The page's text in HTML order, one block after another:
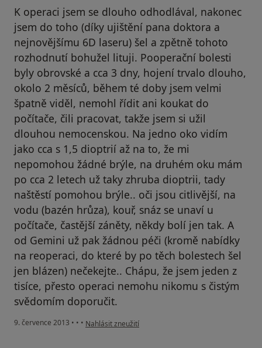
K operaci jsem se dlouho odhodlával, nakonec
jsem do toho (díky ujištění pana doktora a
nejnovějšímu 6D laseru) šel a zpětně tohoto
rozhodnutí bohužel lituji. Pooperační bolesti
byly obrovské a cca 3 dny, hojení trvalo dlouho,
okolo 2 měsíců, během té doby jsem velmi
špatně viděl, nemohl řídit ani koukat do
počítače, čili pracovat, takže jsem si užil
dlouhou nemocenskou. Na jedno oko vidím
jako cca s 1,5 dioptrií až na to, že mi
nepomohou žádné brýle, na druhém oku mám
po cca 2 letech už taky zhruba dioptrii, tady
naštěstí pomohou brýle.. oči jsou citlivější, na
vodu (bazén hrůza), kouř, snáz se unaví u
počítače, častější záněty, někdy bolí jen tak. A
od Gemini už pak žádnou péči (kromě nabídky
na reoperaci, do které by po těch bolestech šel
jen blázen) nečekejte.. Chápu, že jsem jeden z
tisíce, přesto operaci nemohu nikomu s čistým
svědomím doporučit.
9. července 2013 • • • podle názoru uživatele Váš účet byl odstraněn
Nahlásit zneužití